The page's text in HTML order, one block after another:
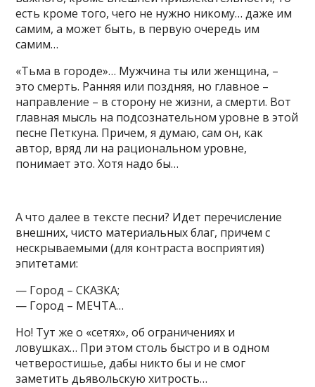
есть кроме того, чего не нужно никому… даже им
самим, а может быть, в первую очередь им
самим…
«Тьма в городе»… Мужчина ты или женщина, –
это смерть. Ранняя или поздняя, но главное –
направление – в сторону не жизни, а смерти. Вот
главная мысль на подсознательном уровне в этой
песне Петкуна. Причем, я думаю, сам он, как
автор, вряд ли на рациональном уровне,
понимает это. Хотя надо бы…
А что далее в тексте песни? Идет перечисление
внешних, чисто материальных благ, причем с
нескрываемыми (для контраста восприятия)
эпитетами:
— Город – СКАЗКА;
— Город – МЕЧТА…
Но! Тут же о «сетях», об ограничениях и
ловушках… При этом столь быстро и в одном
четверостишье, дабы никто бы и не смог
заметить дьявольскую хитрость…